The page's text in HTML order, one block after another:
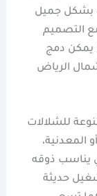
بشكل جميل
التصميم
يمكن دمج
الرياض
للشلالات
المعدنية،
يناسب ذوقه
حديثة